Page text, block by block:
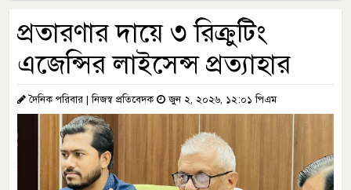
প্রতারণার দায়ে ৩ রিক্রুটিং
এজেন্সির লাইসেন্স প্রত্যাহার
দৈনিক পরিবার | নিজস্ব প্রতিবেদক জুন ২, ২০২৬, ১২:০১ পিএম